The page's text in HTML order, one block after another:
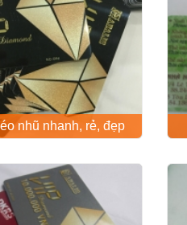
nhũ nhanh, rẻ, đẹp